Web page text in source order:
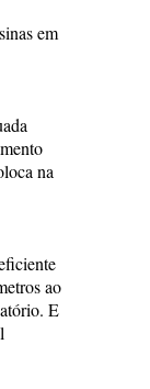
em
na
ao
E